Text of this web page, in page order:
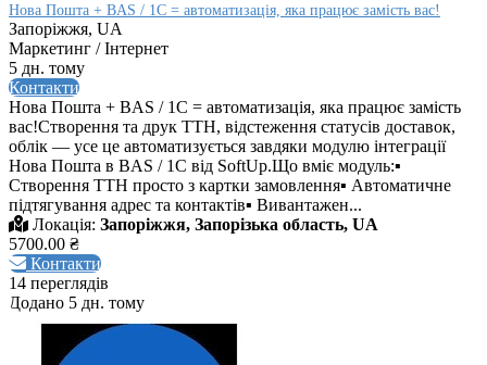
Нова Пошта + BAS / 1C = автоматизація, яка працює замість вас!
Запоріжжя, UA
Маркетинг / Інтернет
5 дн. тому
Контакти
Нова Пошта + BAS / 1C = автоматизація, яка працює замість
вас!Створення та друк ТТН, відстеження статусів доставок,
облік — усе це автоматизується завдяки модулю інтеграції
Нова Пошта в BAS / 1C від SoftUp.Що вміє модуль:▪
Створення ТТН просто з картки замовлення▪ Автоматичне
підтягування адрес та контактів▪ Вивантажен...
Локація: Запоріжжя, Запорізька область, UA
5700.00 ₴
Контакти
14 переглядів
Додано 5 дн. тому